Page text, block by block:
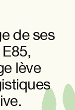
de ses
lève